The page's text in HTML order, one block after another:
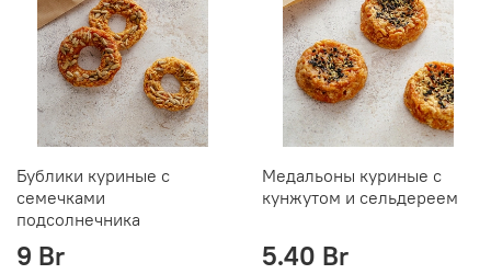
Бублики куриные с
семечками
подсолнечника
9 Br
Медальоны куриные с
кунжутом и сельдереем
5.40 Br